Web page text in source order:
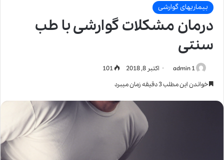
بیماریهای گوارشی
درمان مشکلات گوارشی با طب
سنتی
admin 1 اکتبر 8, 2018
خواندن این مطلب 3 دقیقه زمان میبرد